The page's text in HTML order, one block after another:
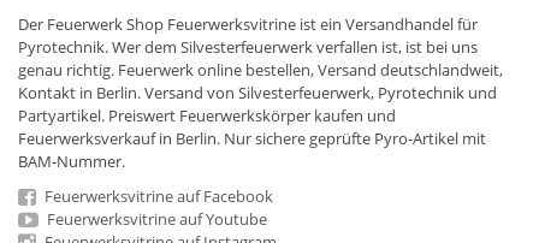
Der Feuerwerk Shop Feuerwerksvitrine ist ein Versandhandelfür
Pyrotechnik. Wer dem Silvesterfeuerwerk verfallen ist, ist bei uns
genau richtig. Feuerwerk online bestellen,Versand deutschlandweit,
Kontakt in Berlin. Versand von Silvesterfeuerwerk, Pyrotechnik und
Partyartikel. Preiswert Feuerwerkskörper kaufen und
Feuerwerksverkauf in Berlin. Nur sichere geprüfte Pyro-Artikel mit
BAM-Nummer.
Feuerwerksvitrine auf Facebook
Feuerwerksvitrine auf Youtube